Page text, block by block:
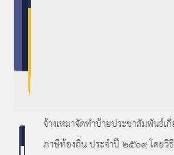
จ้างเหมาจัดทำป้ายประชาสัมพันธ์เ
ภาษีท้องถิ่น ประจำปี ๒๕๖๙ โดยวิธี